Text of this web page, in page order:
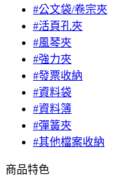
#公文袋/卷宗夾
#活頁孔夾
#風琴夾
#強力夾
#發票收納
#資料袋
#資料簿
#彈簧夾
#其他檔案收納
商品特色